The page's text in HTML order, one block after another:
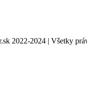
2022-2024 | Všetky